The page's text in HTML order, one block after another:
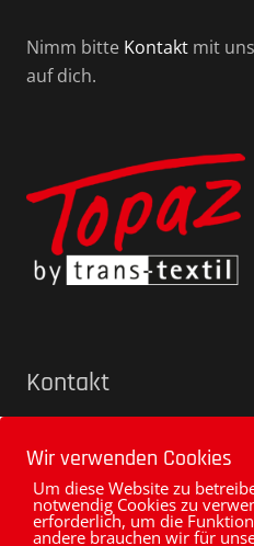
Nimm bitte Kontakt mit
auf dich.
Kontakt
+49 8654 6607-0
Pommernstraße 11-
Wir verwenden Cookies
Um diese Website zu
notwendig Cookies zu
erforderlich, um die
andere brauchen wir für